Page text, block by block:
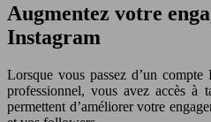
Augmentez votre
Instagram
Lorsque vous passez d’un
professionnel, vous avez accès à
permettent d’améliorer votre